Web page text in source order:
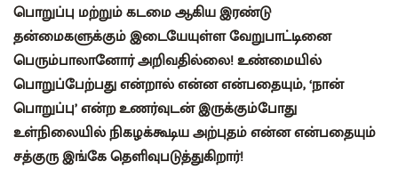
பொறுப்பு மற்றும் கடமை ஆகிய இரண்டு
தன்மைகளுக்கும் இடையேயுள்ள வேறுபாட்டினை
பெரும்பாலானோர் அறிவதில்லை! உண்மையில்
பொறுப்பேற்பது என்றால் என்ன என்பதையும், ‘நான்
பொறுப்பு’ என்ற உணர்வுடன் இருக்கும்போது
உள்நிலையில் நிகழக்கூடிய அற்புதம் என்ன என்பதையும்
சத்குரு இங்கே தெளிவுபடுத்துகிறார்!